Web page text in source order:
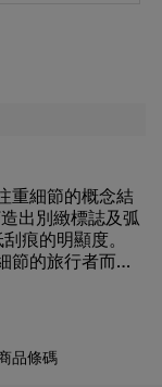
重細節的概念結
出別緻標誌及弧
痕的明顯度。
節的旅行者而
震靜音滑輪​，有
碼鎖及帶磁力拉
設計、創新功能
品條碼